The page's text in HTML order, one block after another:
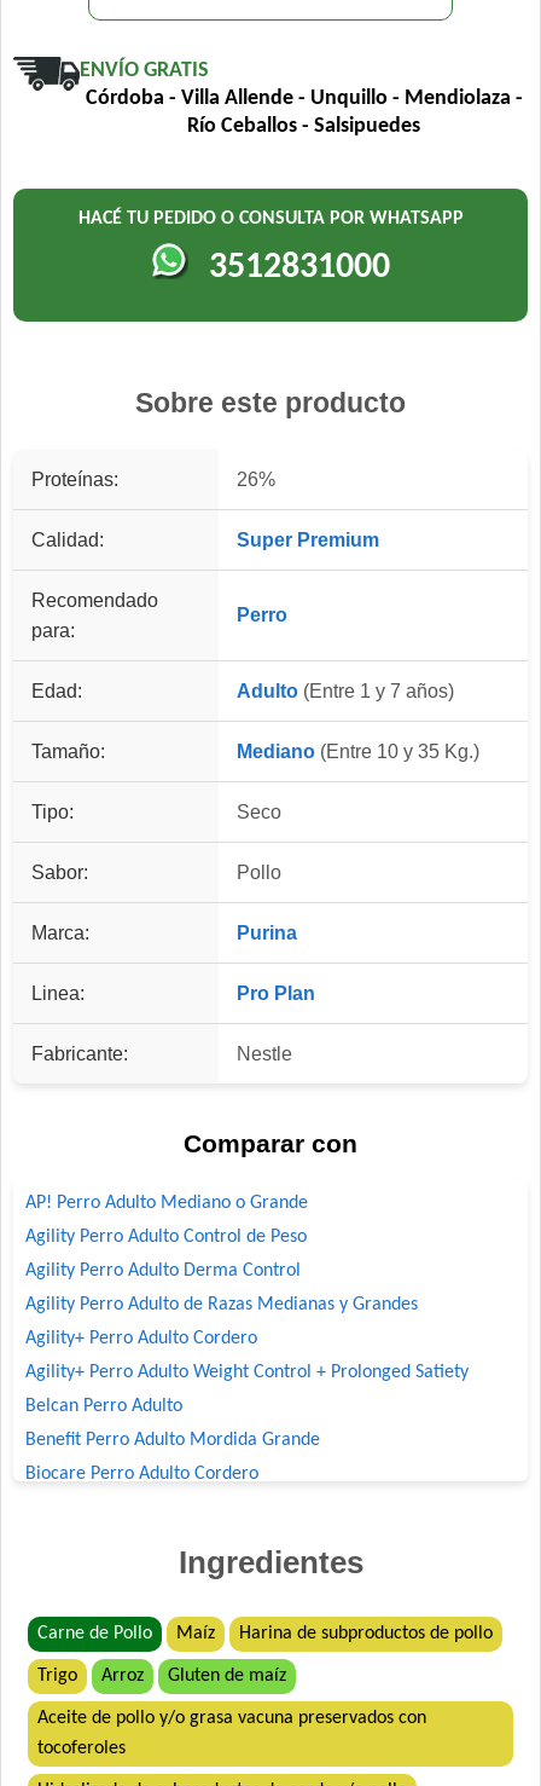
ENVÍO GRATIS
Córdoba - Villa Allende - Unquillo - Mendiolaza -
Río Ceballos - Salsipuedes
HACÉ TU PEDIDO O CONSULTA POR WHATSAPP
3512831000
Sobre este producto
Proteínas: 26%
Calidad: Super Premium
Recomendado
para:
Perro
Edad: Adulto (Entre 1 y 7 años)
Tamaño: Mediano (Entre 10 y 35 Kg.)
Tipo: Seco
Sabor: Pollo
Marca: Purina
Linea: Pro Plan
Fabricante: Nestle
Comparar con
AP! Perro Adulto Mediano o Grande
Agility Perro Adulto Control de Peso
Agility Perro Adulto Derma Control
Agility Perro Adulto de Razas Medianas y Grandes
Agility+ Perro Adulto Cordero
Agility+ Perro Adulto Weight Control + Prolonged Satiety
Belcan Perro Adulto
Benefit Perro Adulto Mordida Grande
Biocare Perro Adulto Cordero
Bonelo Perro Adulto de Razas Medianas y Grandes
Brio Perro Adulto
Cacique Nahuel Perro Adulto
Can Active Perro Adulto Mordida Grande
Capitán Perro Adulto
Cari Amici Perro Adulto Carne, Pollo y Vegetales
Ingredientes
Carne de Pollo Maíz Harina de subproductos de pollo
Trigo Arroz Gluten de maíz
Aceite de pollo y/o grasa vacuna preservados con
tocoferoles